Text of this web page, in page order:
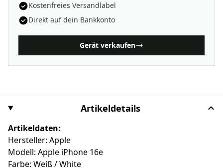
Kostenfreies Versandlabel
Direkt auf dein Bankkonto
Gerät verkaufen
Artikeldetails
Artikeldaten:
Hersteller: Apple
Modell: Apple iPhone 16e
Farbe: Weiß / White